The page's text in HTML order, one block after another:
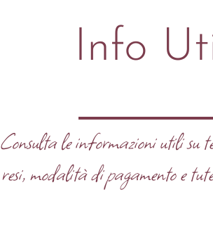
Info
Consulta le informazioni utili su
resi, modalità di pagamento e